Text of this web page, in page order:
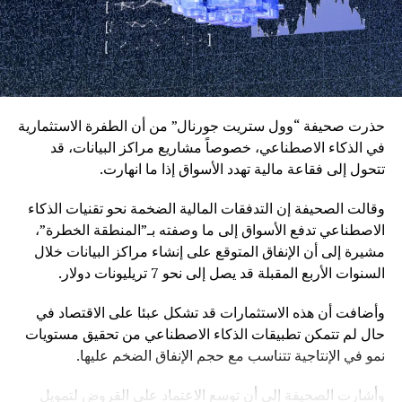
حذرت صحيفة “وول ستريت جورنال” من أن الطفرة الاستثمارية
في الذكاء الاصطناعي، خصوصاً مشاريع مراكز البيانات، قد
تتحول إلى فقاعة مالية تهدد الأسواق إذا ما انهارت.
وقالت الصحيفة إن التدفقات المالية الضخمة نحو تقنيات الذكاء
الاصطناعي تدفع الأسواق إلى ما وصفته بـ”المنطقة الخطرة”،
مشيرة إلى أن الإنفاق المتوقع على إنشاء مراكز البيانات خلال
السنوات الأربع المقبلة قد يصل إلى نحو 7 تريليونات دولار.
وأضافت أن هذه الاستثمارات قد تشكل عبئا على الاقتصاد في
حال لم تتمكن تطبيقات الذكاء الاصطناعي من تحقيق مستويات
نمو في الإنتاجية تتناسب مع حجم الإنفاق الضخم عليها.
وأشارت الصحيفة إلى أن توسع الاعتماد على القروض لتمويل